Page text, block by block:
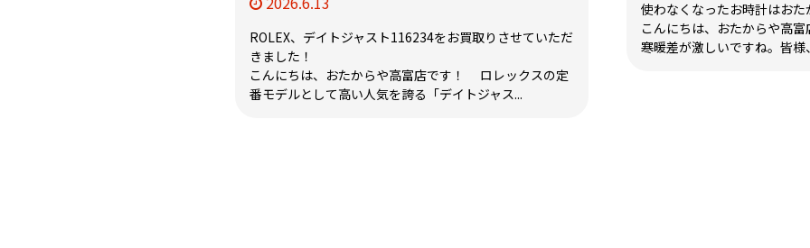
ROLEX、デイトジャスト116234をお買取りさせていただ
きました！
こんにちは、おたからや高富店です！ ロレックスの定
番モデルとして高い人気を誇る「デイトジャス...
使わなくなったお時計はお
こんにちは、おたからや高
寒暖差が激しいですね。皆